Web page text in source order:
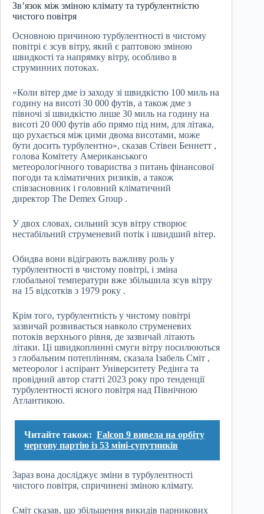
Зв’язок між зміною клімату та турбулентністю
чистого повітря
Основною причиною турбулентності в чистому
повітрі є зсув вітру, який є раптовою зміною
швидкості та напрямку вітру, особливо в
струминних потоках.
«Коли вітер дме із заходу зі швидкістю 100 миль на
годину на висоті 30 000 футів, а також дме з
півночі зі швидкістю лише 30 миль на годину на
висоті 20 000 футів або прямо під ним, для літака,
що рухається між цими двома висотами, може
бути досить турбулентно», сказав Стівен Беннетт ,
голова Комітету Американського
метеорологічного товариства з питань фінансової
погоди та кліматичних ризиків, а також
співзасновник і головний кліматичний
директор The Demex Group .
У двох словах, сильний зсув вітру створює
нестабільний струменевий потік і швидший вітер.
Обидва вони відіграють важливу роль у
турбулентності в чистому повітрі, і зміна
глобальної температури вже збільшила зсув вітру
на 15 відсотків з 1979 року .
Крім того, турбулентність у чистому повітрі
зазвичай розвивається навколо струменевих
потоків верхнього рівня, де зазвичай літають
літаки. Ці швидкоплинні смуги вітру посилюються
з глобальним потеплінням, сказала Ізабель Сміт ,
метеоролог і аспірант Університету Редінга та
провідний автор статті 2023 року про тенденції
турбулентності ясного повітря над Північною
Атлантикою.
Читайте також: Falcon 9 вивела на орбіту
чергову партію із 53 міні-супутників
Зараз вона досліджує зміни в турбулентності
чистого повітря, спричинені зміною клімату.
Сміт сказав, що збільшення викидів парникових